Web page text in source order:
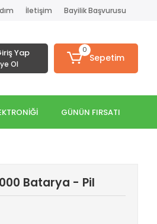
İletişim Bayilik Başvurusu
Yap
Ol
0
Sepetim
GÜNÜN FIRSATI
Batarya - Pil